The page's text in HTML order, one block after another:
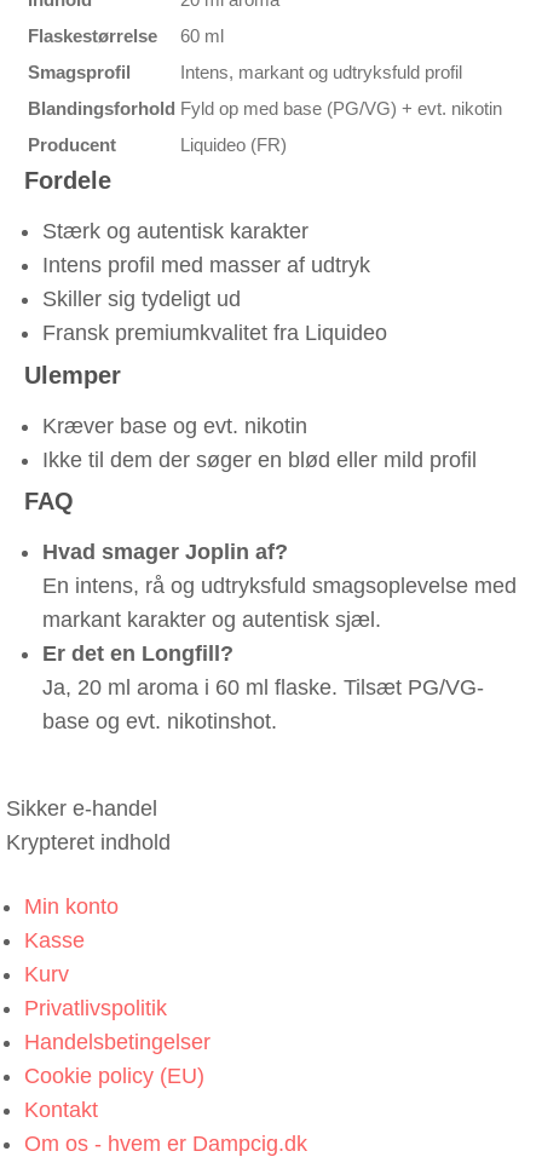
Flaskestørrelse
60 ml
Smagsprofil
Intens, markant og udtryksfuld profil
Blandingsforhold Fyld op med base (PG/VG) + evt. nikotin
Producent
Liquideo (FR)
Fordele
Stærk og autentisk karakter
Intens profil med masser af udtryk
Skiller sig tydeligt ud
Fransk premiumkvalitet fra Liquideo
Ulemper
Kræver base og evt. nikotin
Ikke til dem der søger en blød eller mild profil
FAQ
Hvad smager Joplin af?
En intens, rå og udtryksfuld smagsoplevelse med
markant karakter og autentisk sjæl.
Er det en Longfill?
Ja, 20 ml aroma i 60 ml flaske. Tilsæt PG/VG-
base og evt. nikotinshot.
Sikker e-handel
Krypteret indhold
Min konto
Kasse
Kurv
Privatlivspolitik
Handelsbetingelser
Cookie policy (EU)
Kontakt
Om os - hvem er Dampcig.dk